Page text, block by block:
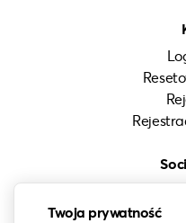
Twoja prywatność